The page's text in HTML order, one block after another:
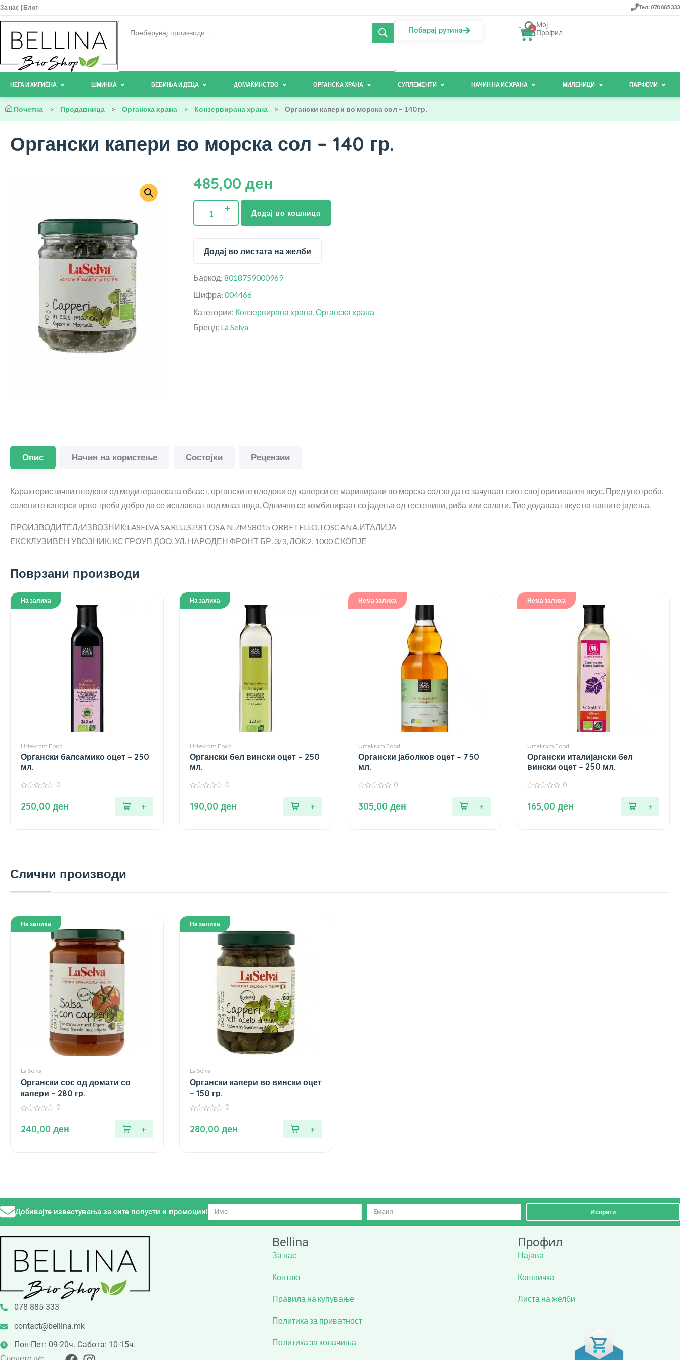
За нас | Блог Тел: 078 885 333
Побарај рутина 0 Мој
Профил
НЕГА И ХИГИЕНА ШМИНКА БЕБИЊА И ДЕЦА ДОМАЌИНСТВО ОРГАНСКА ХРАНА СУПЛЕМЕНТИ НАЧИН НА ИСХРАНА МИЛЕНИЦИ ПАРФЕМИ
Почетна > Продавница > Органска храна > Конзервирана храна > Органски капери во морска сол – 140 гр.
Органски капери во морска сол – 140 гр.
485,00 ден
Додај во кошница
Додај во листата на желби
Баркод: 8018759000969
Шифра: 004466
Категории: Конзервирана храна,Органска храна
Бренд: La Selva
Опис Начин на користење Состојки Рецензии
Карактеристични плодови од медитеранската област, органските плодови од каперси се маринирани во морска сол за да го зачуваат сиот свој оригинален вкус. Пред употреба,
солените каперси прво треба добро да се исплакнат под млаз вода. Одлично се комбинираат со јадења од тестенини, риба или салати. Тие додаваат вкус на вашите јадења.
ПРОИЗВОДИТЕЛ/ИЗВОЗНИК:LASELVA SARLU,S.P.81 OSA N.7M58015 ORBETELLO,TOSCANA,ИТАЛИЈА
ЕКСКЛУЗИВЕН УВОЗНИК: КС ГРОУП ДОО, УЛ. НАРОДЕН ФРОНТ БР. 3/3, ЛОК.2, 1000 СКОПЈЕ
Поврзани производи
На залиха
Urtekram Food
Органски балсамико оцет – 250
мл.
5
0
250,00 ден
На залиха
Urtekram Food
Органски бел вински оцет – 250
мл.
5
0
190,00 ден
Нема залиха
Urtekram Food
Органски јаболков оцет – 750
мл.
5
0
305,00 ден
Нема залиха
Urtekram Food
Органски италијански бел
вински оцет – 250 мл.
5
0
165,00 ден
Слични производи
На залиха
La Selva
Органски сос од домати со
капери – 280 гр.
5
0
240,00 ден
На залиха
La Selva
Органски капери во вински оцет
– 150 гр.
5
0
280,00 ден
Добивајте известувања за сите попусти и промоции! Испрати
078 885 333
contact@bellina.mk
Пон-Пет: 09-20ч. Сабота: 10-15ч.
Bellina
За нас
Контакт
Правила на купување
Политика за приватност
Политика за колачиња
Профил
Најава
Кошничка
Листа на желби